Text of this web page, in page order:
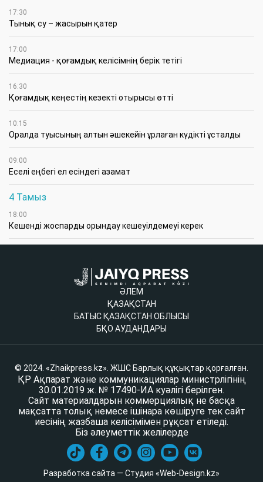
17:30
Тынық су – жасырын қатер
17:00
Медиация - қоғамдық келісімнің берік тетігі
16:30
Қоғамдық кеңестің кезекті отырысы өтті
10:15
Оралда туысының алтын әшекейін ұрлаған күдікті ұсталды
09:00
Еселі еңбегі ел есіндегі азамат
4 Тамыз
18:00
Кешенді жоспарды орындау кешеуілдемеуі керек
ӘЛЕМ
ҚАЗАҚСТАН
БАТЫС ҚАЗАҚСТАН ОБЛЫСЫ
БҚО АУДАНДАРЫ
© 2024. «Zhaikpress.kz». ЖШС Барлық құқықтар қорғалған.
ҚР Ақпарат және коммуникациялар министрлігінің
30.01.2019 ж. № 17490-ИА куәлігі берілген.
Сайт материалдарын коммерциялық не басқа
мақсатта толық немесе ішінара көшіруге тек сайт
иесінің жазбаша келісімімен рұқсат етіледі.
Біз әлеуметтік желілерде
Разработка сайта — Студия «Web-Design.kz»